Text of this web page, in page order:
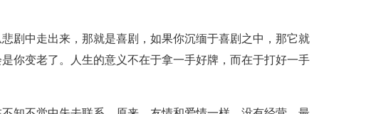
剧中走出来，那就是喜剧，如果你沉缅于喜剧之中，那它就
你变老了。人生的意义不在于拿一手好牌，而在于打好一手